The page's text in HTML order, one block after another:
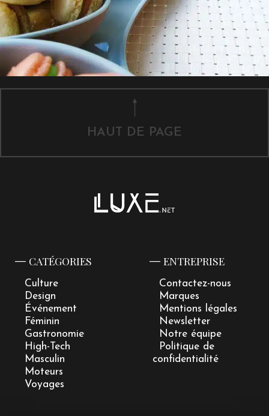
HAUT DE PAGE
CATÉGORIES
Culture
Design
Événement
Féminin
Gastronomie
High-Tech
Masculin
Moteurs
Voyages
ENTREPRISE
Contactez-nous
Marques
Mentions légales
Newsletter
Notre équipe
Politique de
confidentialité